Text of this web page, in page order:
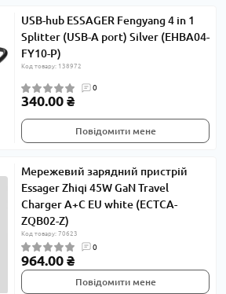
USB-hub ESSAGER Fengyang 4 in 1
Splitter (USB-A port) Silver (EHBA04-
FY10-P)
Код товару: 138972
0
340.00 ₴
Повідомити мене
Мережевий зарядний пристрій
Essager Zhiqi 45W GaN Travel
Charger A+C EU white (ECTCA-
ZQB02-Z)
Код товару: 70623
0
964.00 ₴
Повідомити мене